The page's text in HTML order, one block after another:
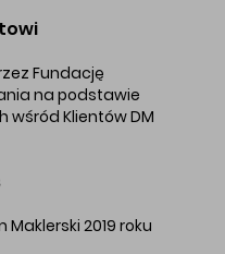
Fundację
na podstawie
Klientów DM
2019 roku